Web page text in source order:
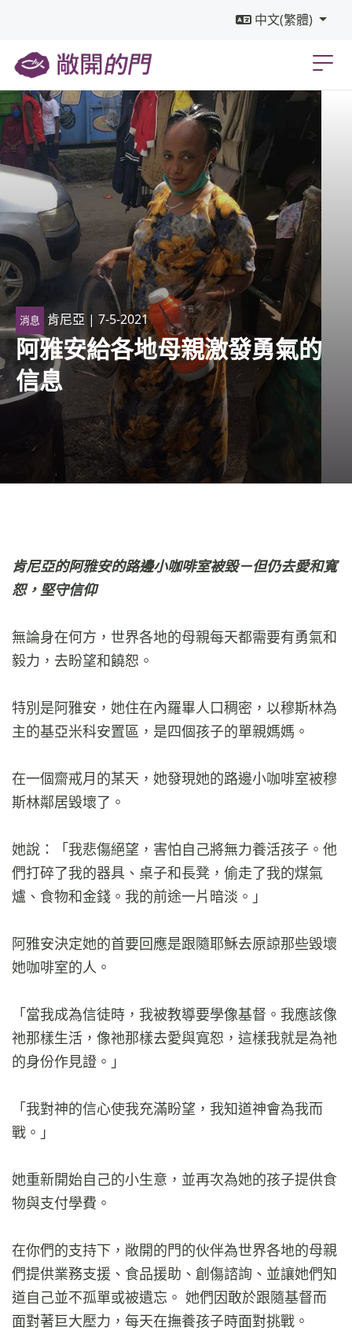
中文(繁體)
消息 肯尼亞 | 7-5-2021
阿雅安給各地母親激發勇氣的
信息
肯尼亞的阿雅安的路邊小咖啡室被毀－但仍去愛和寬
恕，堅守信仰
無論身在何方，世界各地的母親每天都需要有勇氣和
毅力，去盼望和饒恕。
特別是阿雅安，她住在內羅畢人口稠密，以穆斯林為
主的基亞米科安置區，是四個孩子的單親媽媽。
在一個齋戒月的某天，她發現她的路邊小咖啡室被穆
斯林鄰居毀壞了。
她說：「我悲傷絕望，害怕自己將無力養活孩子。他
們打碎了我的器具、桌子和長凳，偷走了我的煤氣
爐、食物和金錢。我的前途一片暗淡。」
阿雅安決定她的首要回應是跟隨耶穌去原諒那些毀壞
她咖啡室的人。
「當我成為信徒時，我被教導要學像基督。我應該像
祂那樣生活，像祂那樣去愛與寬恕，這樣我就是為祂
的身份作見證。」
「我對神的信心使我充滿盼望，我知道神會為我而
戰。」
她重新開始自己的小生意，並再次為她的孩子提供食
物與支付學費。
在你們的支持下，敞開的門的伙伴為世界各地的母親
們提供業務支援、食品援助、創傷諮詢、並讓她們知
道自己並不孤單或被遺忘。 她們因敢於跟隨基督而
面對著巨大壓力，每天在撫養孩子時面對挑戰。